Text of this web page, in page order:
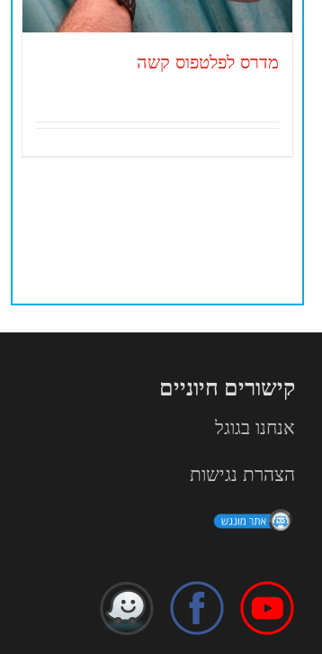
מדרס לפלטפוס קשה
קישורים חיוניים
אנחנו בגוגל
הצהרת נגישות